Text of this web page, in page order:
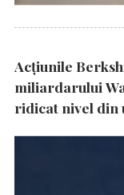
Acțiunile
miliardarului
ridicat nivel din